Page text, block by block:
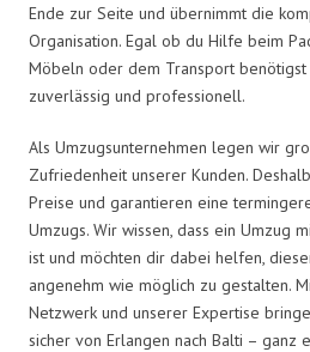
Ende zur Seite und übernimmt die
Organisation. Egal ob du Hilfe beim
Möbeln oder dem Transport
zuverlässig und professionell.
Als Umzugsunternehmen legen wir
Zufriedenheit unserer Kunden.
Preise und garantieren eine
Umzugs. Wir wissen, dass ein Umzug
ist und möchten dir dabei helfen,
angenehm wie möglich zu gestalten.
Netzwerk und unserer Expertise
sicher von Erlangen nach Balti – ganz